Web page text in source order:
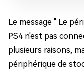
Le message " Le
PS4 n'est pas
plusieurs raisons,
périphérique de